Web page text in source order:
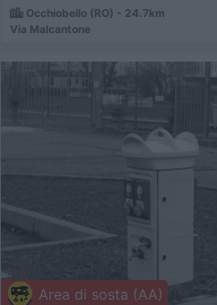
Occhiobello (RO) - 24.7km
Via Malcantone
Area di sosta (AA)